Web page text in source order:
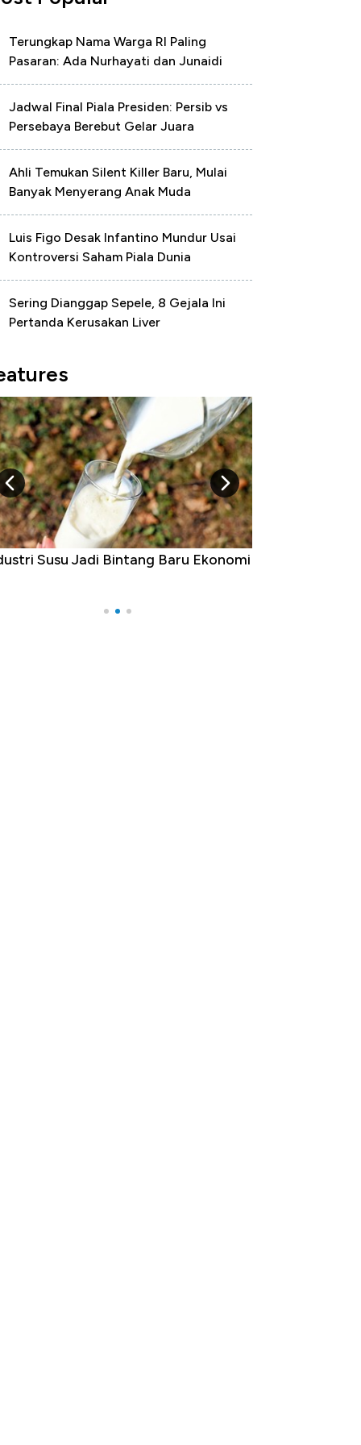
Terungkap Nama Warga RI Paling
Pasaran: Ada Nurhayati dan Junaidi
Jadwal Final Piala Presiden: Persib vs
Persebaya Berebut Gelar Juara
Ahli Temukan Silent Killer Baru, Mulai
Banyak Menyerang Anak Muda
Luis Figo Desak Infantino Mundur Usai
Kontroversi Saham Piala Dunia
Sering Dianggap Sepele, 8 Gejala Ini
Pertanda Kerusakan Liver
Raja Ekonomi Indonesia: Maaf, Gak